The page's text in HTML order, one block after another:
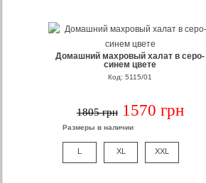
Домашний махровый халат в серо-
синем цвете
Код: 5115/01
1805 грн 1570 грн
Размеры в наличии
L XL XXL